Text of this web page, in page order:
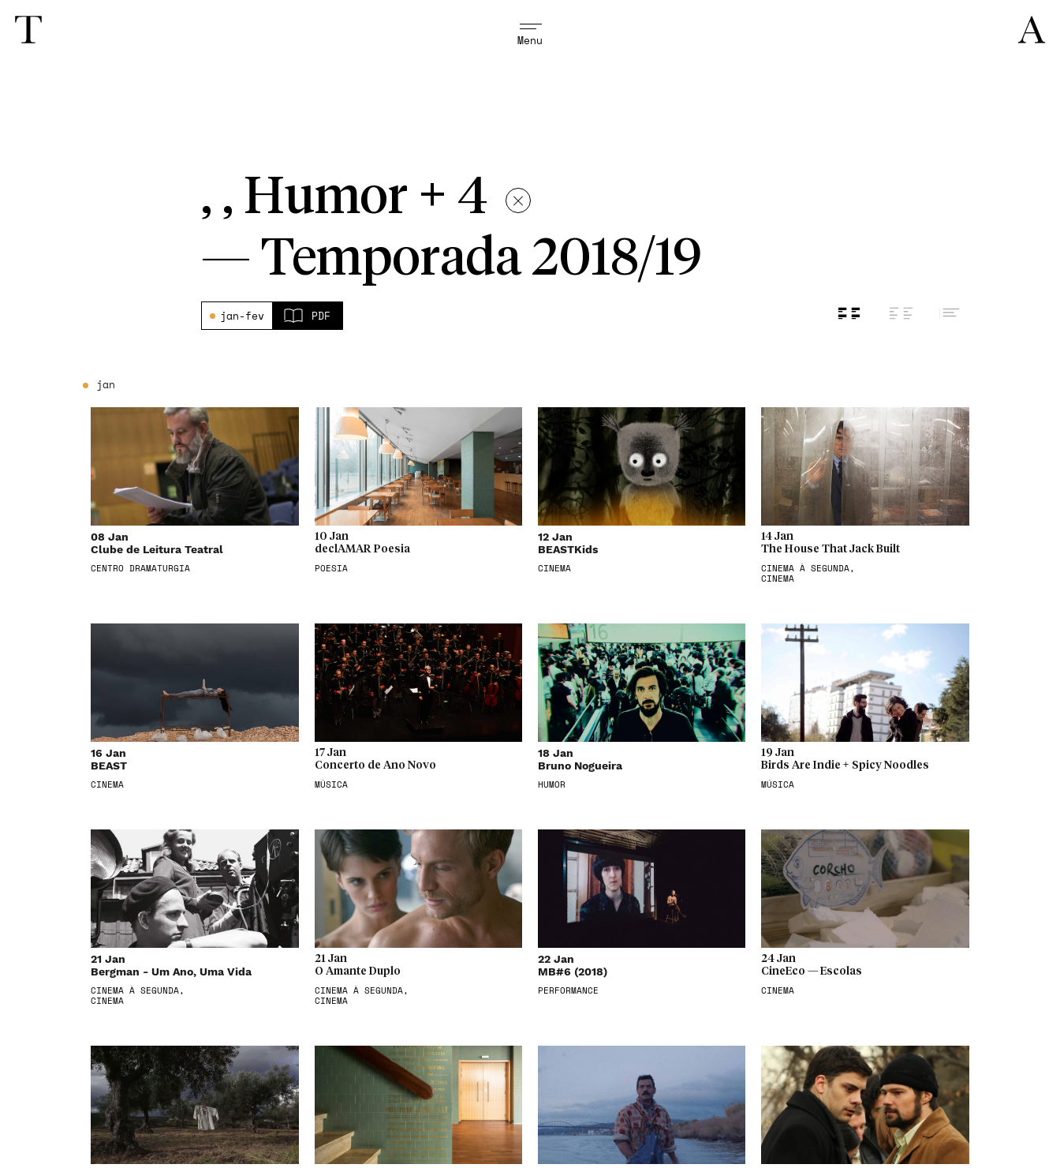
Menu
, , Humor + 4
— Temporada 2018/19
jan-fev PDF
jan
08 Jan
Clube de Leitura Teatral
CENTRO DRAMATURGIA
10 Jan
declAMAR Poesia
POESIA
12 Jan
BEASTKids
CINEMA
14 Jan
The House That Jack Built
CINEMA À SEGUNDA,
CINEMA
16 Jan
BEAST
CINEMA
17 Jan
Concerto de Ano Novo
MÚSICA
18 Jan
Bruno Nogueira
HUMOR
19 Jan
Birds Are Indie + Spicy Noodles
MÚSICA
21 Jan
Bergman - Um Ano, Uma Vida
CINEMA À SEGUNDA,
CINEMA
21 Jan
O Amante Duplo
CINEMA À SEGUNDA,
CINEMA
22 Jan
MB#6 (2018)
PERFORMANCE
24 Jan
CineEco — Escolas
CINEMA